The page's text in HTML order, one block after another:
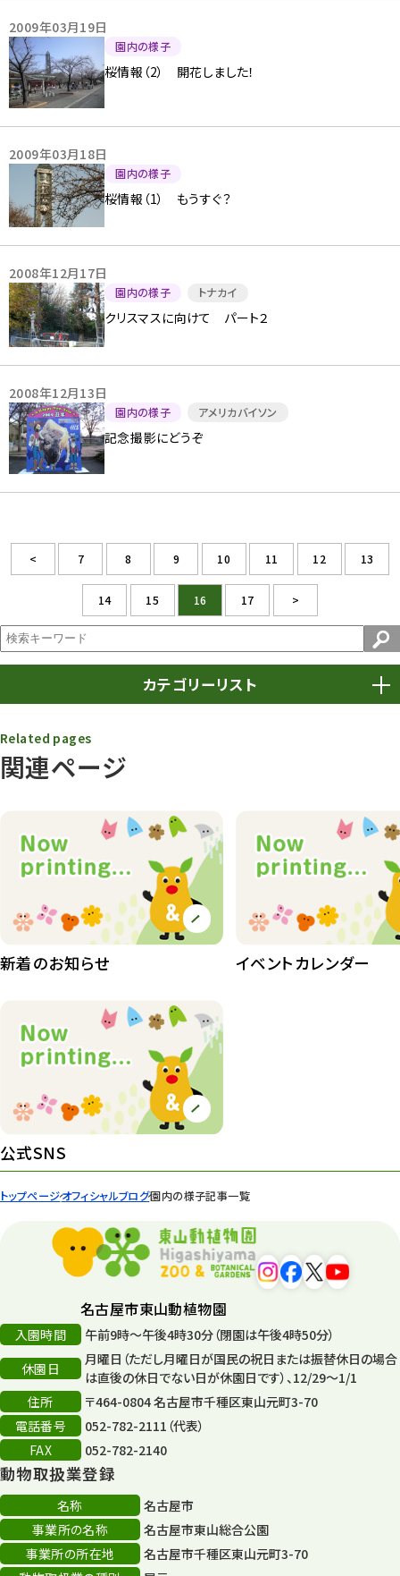
トップページオフィシャルブログ園内の様子記事一覧
2009年03月19日
園内の様子
桜情報（2） 開花しました！
2009年03月18日
園内の様子
桜情報（1） もうすぐ？
2008年12月17日
園内の様子 トナカイ
クリスマスに向けて パート２
2008年12月13日
園内の様子 アメリカバイソン
記念撮影にどうぞ
< 7 8 9 10 11 12 13
14 15 16 17 >
カテゴリーリスト
動物園
動物園その他 117
植物園 510
植物たち 407
植物園長の庭
桜情報
紅葉情報
ズーボ
イベント
平和公園
森のとこやさん
再生
再生フォーラム
80周年
その他
その他イベント
関連ページ
Related pages
新着のお知らせ イベントカレンダー
公式SNS
名古屋市東山動植物園
入園時間
午前9時～午後4時30分（閉園は午後4時50分）
休園日
月曜日（ただし月曜日が国民の祝日または振替休日の場合
は直後の休日でない日が休園日です）、12/29～1/1
住所
〒464-0804 名古屋市千種区東山元町3-70
電話番号
052-782-2111（代表）
FAX
052-782-2140
動物取扱業登録
名称
名古屋市
事業所の名称
名古屋市東山総合公園
事業所の所在地
名古屋市千種区東山元町3-70